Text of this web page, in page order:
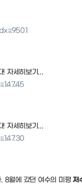
자세히보기...
자세히보기...
8월에 갔던 여수의 미평 저